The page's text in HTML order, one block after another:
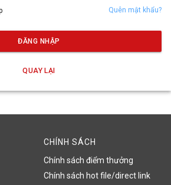
Quên mật khẩu?
ĐĂNG NHẬP
QUAY LẠI
CHÍNH SÁCH
Chính sách điểm thưởng
Chính sách hot file/direct link